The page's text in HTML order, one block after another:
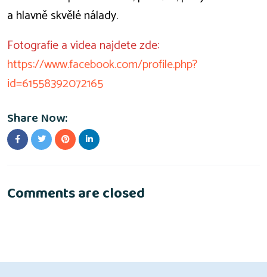
a hlavně skvělé nálady.
Fotografie a videa najdete zde:
https://www.facebook.com/profile.php?
id=61558392072165
Share Now:
Comments are closed